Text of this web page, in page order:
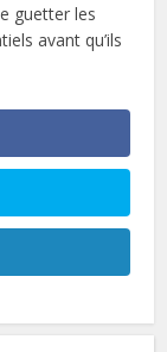
guetter les
avant qu’ils